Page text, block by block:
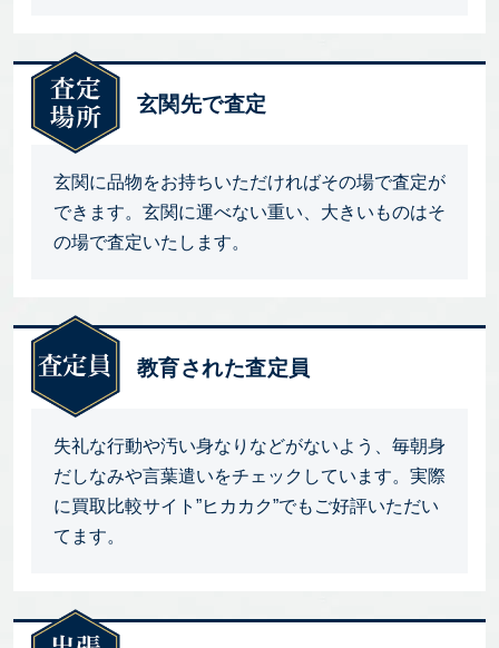
玄関先で査定
玄関に品物をお持ちいただければその場で査定が
できます。玄関に運べない重い、大きいものはそ
の場で査定いたします。
教育された査定員
失礼な行動や汚い身なりなどがないよう、毎朝身
だしなみや言葉遣いをチェックしています。実際
に買取比較サイト”ヒカカク”でもご好評いただい
てます。